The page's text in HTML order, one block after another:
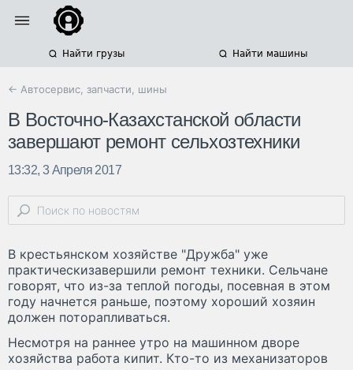
Найти грузы Найти машины
← Автосервис, запчасти, шины
В Восточно-Казахстанской области
завершают ремонт сельхозтехники
13:32, 3 Апреля 2017
В крестьянском хозяйстве "Дружба" уже
практическизавершили ремонт техники. Сельчане
говорят, что из-за теплой погоды, посевная в этом
году начнется раньше, поэтому хороший хозяин
должен поторапливаться.
Несмотря на раннее утро на машинном дворе
хозяйства работа кипит. Кто-то из механизаторов